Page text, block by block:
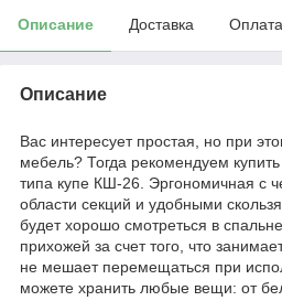
Описание Доставка Оплата
Описание
Вас интересует простая, но при
мебель? Тогда рекомендуем
типа купе КШ-26. Эргономичная с
области секций и удобными
будет хорошо смотреться в
прихожей за счет того, что
не мешает перемещаться при
можете хранить любые вещи: от